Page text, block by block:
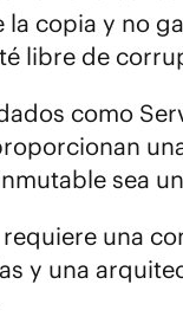
copia y no
libre de
como
sea
una
y una